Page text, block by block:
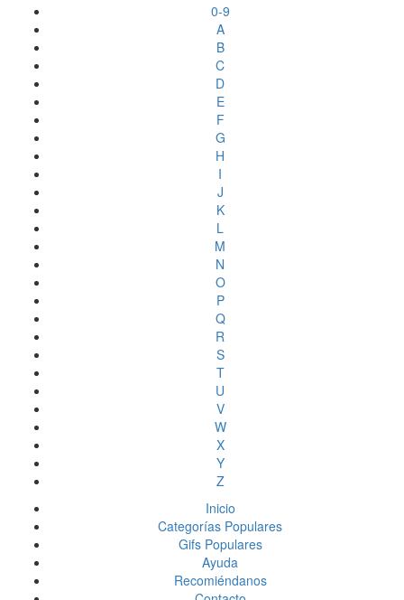
0-9
A
B
C
D
E
F
G
H
I
J
K
L
M
N
O
P
Q
R
S
T
U
V
W
X
Y
Z
Inicio
Categorías Populares
Gifs Populares
Ayuda
Recomiéndanos